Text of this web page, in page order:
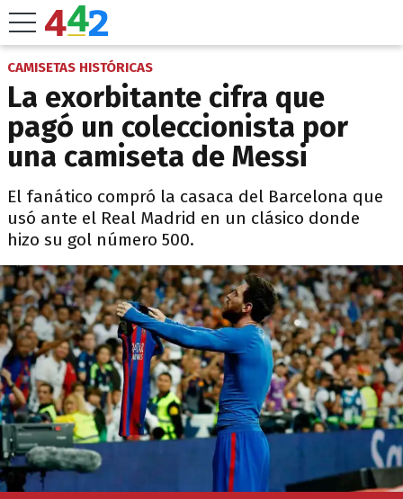
CAMISETAS HISTÓRICAS
La exorbitante cifra que
pagó un coleccionista por
una camiseta de Messi
El fanático compró la casaca del Barcelona que
usó ante el Real Madrid en un clásico donde
hizo su gol número 500.